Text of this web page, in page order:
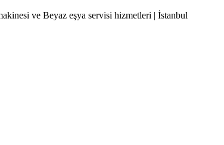
ve Beyaz eşya servisi hizmetleri | İstanbul